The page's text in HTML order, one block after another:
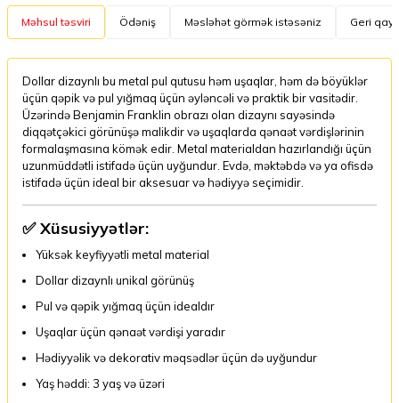
Məhsul təsviri Ödəniş Məsləhət görmək istəsəniz Geri
Dollar dizaynlı bu metal pul qutusu həm uşaqlar, həm də böyüklər
üçün qəpik və pul yığmaq üçün əyləncəli və praktik bir vasitədir.
Üzərində Benjamin Franklin obrazı olan dizaynı sayəsində
diqqətçəkici görünüşə malikdir və uşaqlarda qənaət vərdişlərinin
formalaşmasına kömək edir. Metal materialdan hazırlandığı üçün
uzunmüddətli istifadə üçün uyğundur. Evdə, məktəbdə və ya ofisdə
istifadə üçün ideal bir aksesuar və hədiyyə seçimidir.
✅Xüsusiyyətlər:
Yüksək keyfiyyətli metal material
Dollar dizaynlı unikal görünüş
Pul və qəpik yığmaq üçün idealdır
Uşaqlar üçün qənaət vərdişi yaradır
Hədiyyəlik və dekorativ məqsədlər üçün də uyğundur
Yaş həddi: 3 yaş və üzəri